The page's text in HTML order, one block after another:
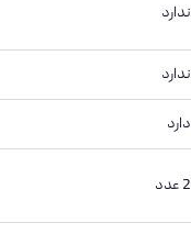
ندارد
ندارد
دارد
2 عدد